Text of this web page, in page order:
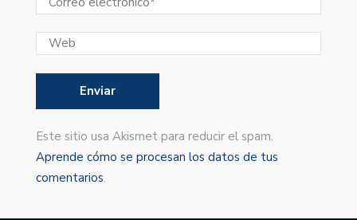
Este sitio usa Akismet para reducir el spam.
Aprende cómo se procesan los datos de tus
comentarios.